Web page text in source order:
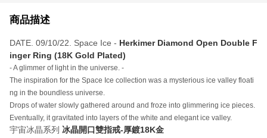
商品描述
DATE. 09/10/22. Space Ice - Herkimer Diamond Open Double F
inger Ring (18K Gold Plated)
- A glimmer of light in the universe. -
The inspiration for the Space Ice collection was a mysterious ice valley floati
ng in the boundless universe.
Drops of water slowly gathered around and froze into glimmering ice pieces.
Eventually, it gravitated into layers of the white and elegant ice valley.
宇宙冰晶系列 冰晶開口雙指戒-厚鍍18K金